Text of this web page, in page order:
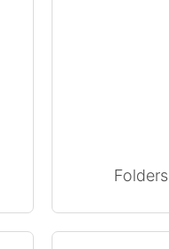
Folders